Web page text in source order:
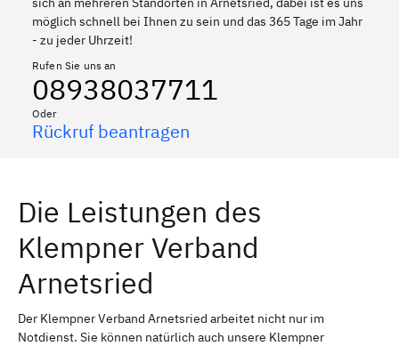
möglich schnell bei Ihnen zu sein und das 365 Tage im Jahr
- zu jeder Uhrzeit!
Rufen Sie uns an
08938037711
Oder
Rückruf beantragen
Die Leistungen des
Klempner Verband
Arnetsried
Der Klempner Verband Arnetsried arbeitet nicht nur im
Notdienst. Sie können natürlich auch unsere Klempner